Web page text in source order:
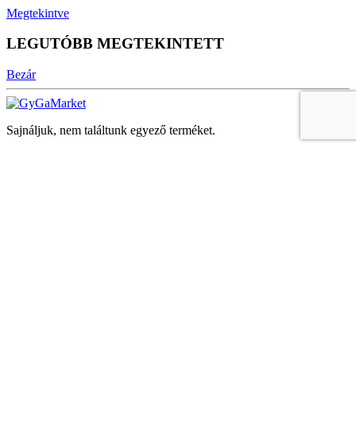
Megtekintve
LEGUTÓBB MEGTEKINTETT
Bezár
Sajnáljuk, nem találtunk egyező terméket.